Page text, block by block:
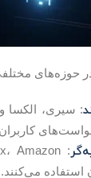
مختلفی
: سیری، الکسا
استفاده می‌کنند.